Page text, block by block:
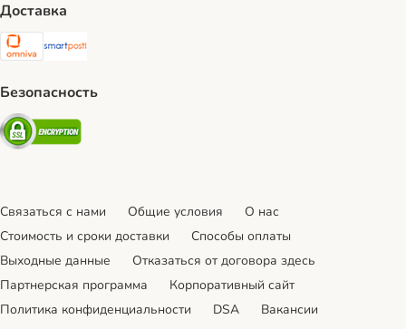
Доставка
Omniva Shipping Method
SmartPosti Shipping Method
Безопасность
Security
Связаться с нами Общие условия
О нас
Стоимость и сроки доставки
Cпособы оплаты
Выходные данные
Отказаться от договора здесь
Партнерская программа
Корпоративный сайт
Политика конфиденциальности
DSA
Вакансии